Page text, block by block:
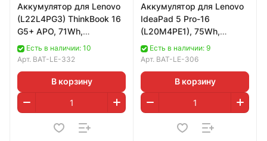
Аккумулятор для Lenovo
(L22L4PG3) ThinkBook 16
G5+ APO, 71Wh,
4623mAh, 15.36v
Есть в наличии: 10
Арт. BAT-LE-332
В корзину
Аккумулятор для Lenovo
IdeaPad 5 Pro-16
(L20M4PE1), 75Wh,
4883mAh, 15.36V
Есть в наличии: 9
Арт. BAT-LE-306
В корзину